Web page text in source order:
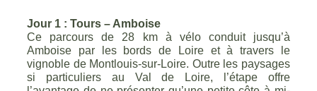
Jour 1 : Tours – Amboise
Ce parcours de 28 km à vélo conduit jusqu’à
Amboise par les bords de Loire et à travers le
vignoble de Montlouis-sur-Loire. Outre les paysages
si particuliers au Val de Loire, l’étape offre